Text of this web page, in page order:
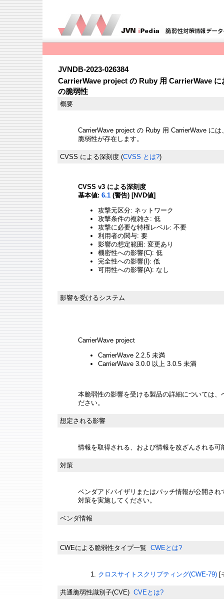
JVNDB-2023-026384
CarrierWave project の Ruby 用 CarrierWave
の脆弱性
概要
CarrierWave project の Ruby 用 CarrierWave に
脆弱性が存在します。
CVSS による深刻度 (CVSS とは?)
CVSS v3 による深刻度
基本値: 6.1 (警告) [NVD値]
攻撃元区分: ネットワーク
攻撃条件の複雑さ: 低
攻撃に必要な特権レベル: 不要
利用者の関与: 要
影響の想定範囲: 変更あり
機密性への影響(C): 低
完全性への影響(I): 低
可用性への影響(A): なし
影響を受けるシステム
CarrierWave project
CarrierWave 2.2.5 未満
CarrierWave 3.0.0 以上 3.0.5 未満
本脆弱性の影響を受ける製品の詳細については
ださい。
想定される影響
情報を取得される、および情報を改ざんされる可
対策
ベンダアドバイザリまたはパッチ情報が公開さ
対策を実施してください。
ベンダ情報
CWEによる脆弱性タイプ一覧 CWEとは?
クロスサイトスクリプティング(CWE-79) [
共通脆弱性識別子(CVE) CVEとは?